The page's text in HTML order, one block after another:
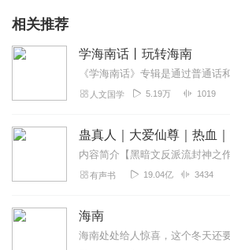
相关推荐
学海南话丨玩转海南
人文国学 5.19万 1019
有声书 19.04亿 3434
海南